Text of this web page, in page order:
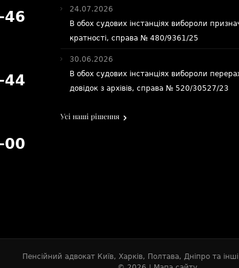
46
44
00
24.07.2026
В обох судових інстанціях вибороли
кратності, справа № 480/9361/25
30.06.2026
В обох судових інстанціях вибороли
довідок з архівів, справа № 520/30527/23
Усі наші рішення
Пенсійний адвокат Київ, Харків, Полтава, Дніпро та